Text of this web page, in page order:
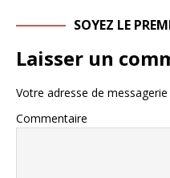
SOYEZ LE
Laisser un
Votre adresse de
Commentaire